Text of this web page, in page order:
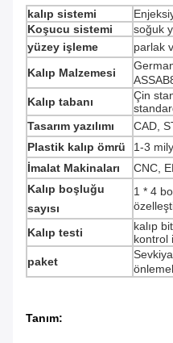
kalıp sistemi
Koşucu sistemi
soğuk
yüzey işleme
parlak
Kalıp Malzemesi
Kalıp tabanı
Çin
Tasarım yazılımı
CAD,
Plastik kalıp ömrü
1-3
İmalat Makinaları
CNC,
Kalıp boşluğu
sayısı
1 * 4
Kalıp testi
kalıp
kontrol
paket
Tanım: